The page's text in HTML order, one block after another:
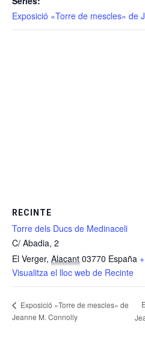
Exposició «Torre de mescles» de
RECINTE
Torre dels Ducs de Medinaceli
C/ Abadia, 2
El Verger, Alacant 03770 España
Visualitza el lloc web de Recinte
Exposició «Torre de mescles» de
Jeanne M. Connolly